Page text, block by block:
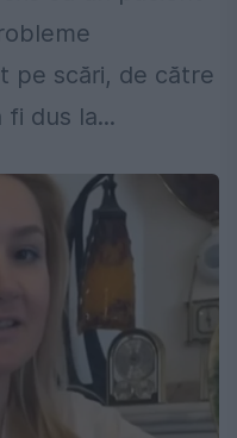
pe scări, de către
dus la...